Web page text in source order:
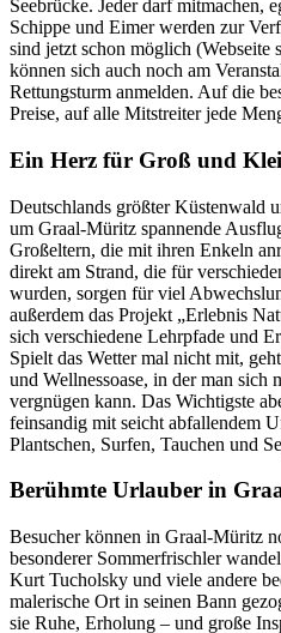
Seebrücke. Jeder darf mitmachen,
Schippe und Eimer werden zur
sind jetzt schon möglich (Webseite
können sich auch noch am
Rettungsturm anmelden. Auf die
Preise, auf alle Mitstreiter jede
Ein Herz für Groß und
Deutschlands größter Küstenwald
um Graal-Müritz spannende
Großeltern, die mit ihren Enkeln
direkt am Strand, die für
wurden, sorgen für viel
außerdem das Projekt „Erlebnis
sich verschiedene Lehrpfade und
Spielt das Wetter mal nicht mit,
und Wellnessoase, in der man sich
vergnügen kann. Das Wichtigste
feinsandig mit seicht abfallendem
Plantschen, Surfen, Tauchen und
Berühmte Urlauber in
Besucher können in Graal-Müritz
besonderer Sommerfrischler
Kurt Tucholsky und viele andere
malerische Ort in seinen Bann
sie Ruhe, Erholung – und große